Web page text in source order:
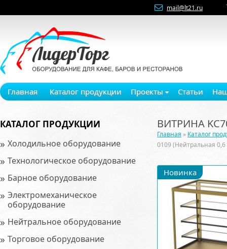
mail@lt21.ru
Главная Каталог продукции Проекты Статьи
КАТАЛОГ ПРОДУКЦИИ
» Холодильное оборудование
» Технологическое оборудование
» Барное оборудование
» Электромеханическое
оборудование
» Нейтральное оборудование
» Торговое оборудование
ВИТРИНА
Главная » Каталог
0109 (Нейтральная 0,6
Новинка